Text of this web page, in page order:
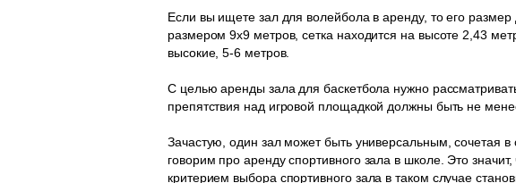
Если вы ищете зал для волейбола в аренду, то его
размером 9х9 метров, сетка находится на высоте 2,43
высокие, 5-6 метров.
С целью аренды зала для баскетбола нужно
препятствия над игровой площадкой должны быть не
Зачастую, один зал может быть универсальным, сочетая
говорим про аренду спортивного зала в школе. Это
критерием выбора спортивного зала в таком случае